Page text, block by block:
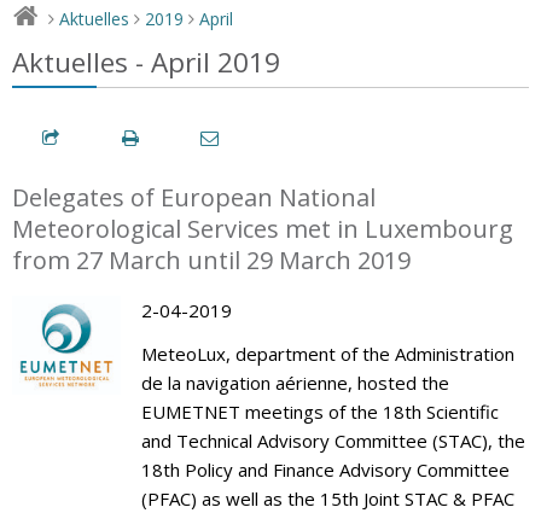
> Aktuelles > 2019 > April
Aktuelles - April 2019
Delegates of European National
Meteorological Services met in Luxembourg
from 27 March until 29 March 2019
2-04-2019
MeteoLux, department of the Administration
de la navigation aérienne, hosted the
EUMETNET meetings of the 18th Scientific
and Technical Advisory Committee (STAC), the
18th Policy and Finance Advisory Committee
(PFAC) as well as the 15th Joint STAC & PFAC